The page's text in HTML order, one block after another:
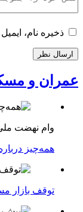
ذخیره نام،
عمران و
وام نهضت ملی
همه‌چیز درباره
توقف بازار